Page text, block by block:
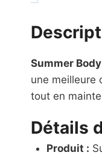
Summer
une meilleure
tout en
Détails
Produit :